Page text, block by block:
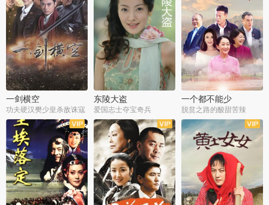
一剑横空
功夫硬汉樊少皇杀敌诛寇
东陵大盗
爱国志士夺宝奇兵
一个都不能少
脱贫之路的酸甜苦辣
全25集
全50集 全23集